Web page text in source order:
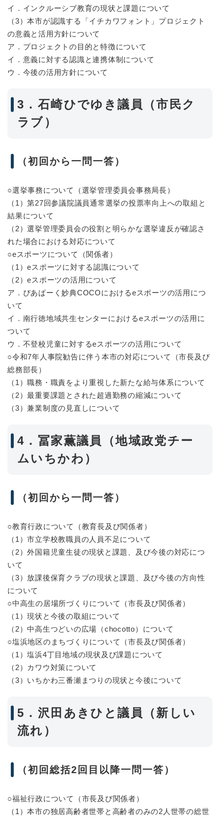
イ．インクルーシブ教育の現状と課題について
（3）本市が認識する「イチカワフォント」プロジェクト
の意義と活用方針について
ア．プロジェクトの目的と特徴について
イ．意義に対する認識と連携体制について
ウ．今後の活用方針について
3．石崎ひでゆき議員（市民ク
ラブ）
（初回から一問一答）
○選挙事務について（選挙管理委員会事務局長）
（1）第27回参議院議員通常選挙の投票率向上への取組と
結果について
（2）選挙管理委員会の役割と明らかな選挙違反が確認さ
れた場合における対応について
○eスポーツについて（関係者）
（1）eスポーツに対する認識について
（2）eスポーツの活用について
ア．ぴあぱーく妙典COCOにおけるeスポーツの活用につ
いて
イ．南行徳地域共生センターにおけるeスポーツの活用に
ついて
ウ．不登校児童に対するeスポーツの活用について
○令和7年人事院勧告に伴う本市の対応について（市長及び
総務部長）
（1）職務・職責をより重視した新たな給与体系について
（2）最重要課題とされた超過勤務の縮減について
（3）兼業制度の見直しについて
4．冨家薫議員（地域政党チー
ムいちかわ）
（初回から一問一答）
○教育行政について（教育長及び関係者）
（1）市立学校教職員の人員不足について
（2）外国籍児童生徒の現状と課題、及び今後の対応につ
いて
（3）放課後保育クラブの現状と課題、及び今後の方向性
について
○中高生の居場所づくりについて（市長及び関係者）
（1）現状と今後の取組について
（2）中高生つどいの広場（chocotto）について
○塩浜地区のまちづくりについて（市長及び関係者）
（1）塩浜4丁目地域の現状及び課題について
（2）カワウ対策について
（3）いちかわ三番瀬まつりの現状と今後について
5．沢田あきひと議員（新しい
流れ）
（初回総括2回目以降一問一答）
○福祉行政について（市長及び関係者）
（1）本市の独居高齢者世帯と高齢者のみの2人世帯の総世